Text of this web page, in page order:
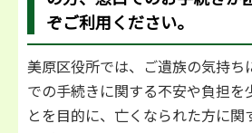
ぞご利用ください。
美原区役所では、ご遺族の気持ち
での手続きに関する不安や負担を
とを目的に、亡くなられた方に関